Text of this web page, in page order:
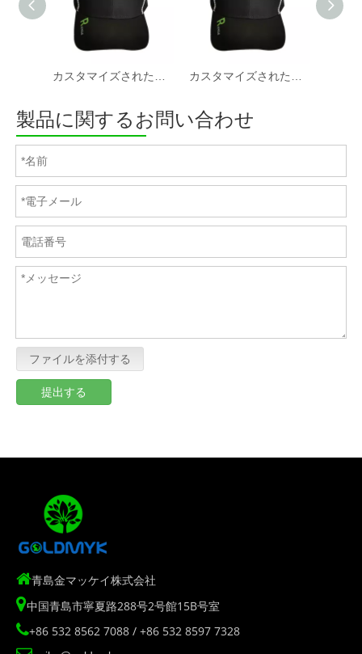
製品に関するお問い合わせ
ファイルを添付する
提出する
青島金マッケイ株式会社
中国青島市寧夏路288号2号館15B号室
+86 532 8562 7088 / +86 532 8597 7328